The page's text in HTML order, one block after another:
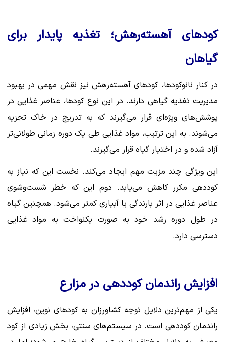
کودهای آهسته‌رهش؛ تغذیه پایدار برای
گیاهان
در کنار نانوکودها، کودهای آهسته‌رهش نیز نقش مهمی در بهبود
مدیریت تغذیه گیاهی دارند. در این نوع کودها، عناصر غذایی در
پوشش‌های ویژه‌ای قرار می‌گیرند که به تدریج در خاک تجزیه
می‌شوند. به این ترتیب، مواد غذایی طی یک دوره زمانی طولانی‌تر
آزاد شده و در اختیار گیاه قرار می‌گیرند.
این ویژگی چند مزیت مهم ایجاد می‌کند. نخست این که نیاز به
کوددهی مکرر کاهش می‌یابد. دوم این که خطر شست‌وشوی
عناصر غذایی در اثر بارندگی یا آبیاری کمتر می‌شود. همچنین گیاه
در طول دوره رشد خود به صورت یکنواخت به مواد غذایی
دسترسی دارد.
افزایش راندمان کوددهی در مزارع
یکی از مهم‌ترین دلایل توجه کشاورزان به کودهای نوین، افزایش
راندمان کوددهی است. در سیستم‌های سنتی، بخش زیادی از کود